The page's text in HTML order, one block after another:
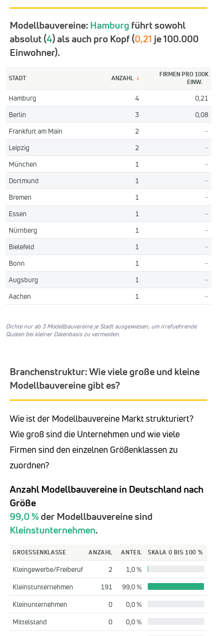
Modellbauvereine: Hamburg führt sowohl
absolut (4) als auch pro Kopf (0,21 je 100.000
Einwohner).
STADT ANZAHL ↓
FIRMEN PRO 100K
EINW.
Hamburg 4
0,21
Berlin
3
0,08
Frankfurt am Main
2
–
Leipzig
2
–
München
1
–
Dortmund
1
–
Bremen
1
–
Essen
1
–
Nürnberg
1
–
Bielefeld
1
–
Bonn
1
–
Augsburg
1
–
Aachen
1 –
Dichte nur ab 3 Modellbauvereine je Stadt ausgewiesen, um irrefuehrende
Quoten bei kleiner Datenbasis zu vermeiden.
Branchenstruktur: Wie viele große und kleine
Modellbauvereine gibt es?
Wie ist der Modellbauvereine Markt strukturiert?
Wie groß sind die Unternehmen und wie viele
Firmen sind den einzelnen Größenklassen zu
zuordnen?
Anzahl Modellbauvereine in Deutschland nach
Größe
99,0 %der Modellbauvereine sind
Kleinstunternehmen.
GROESSENKLASSE ANZAHL ANTEIL SKALA 0 BIS 100 %
Kleingewerbe/Freiberuf 2
1,0 %
Kleinstunternehmen
191
99,0 %
Kleinunternehmen
0
0,0 %
Mittelstand
0
0,0 %